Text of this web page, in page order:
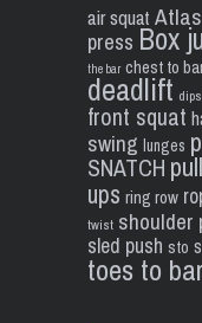
air squat
press Box
the bar chest to
deadlift dips
front squat
swing lunges
SNATCH
ups ring row
twist shoulder
sled push sto
toes to bar